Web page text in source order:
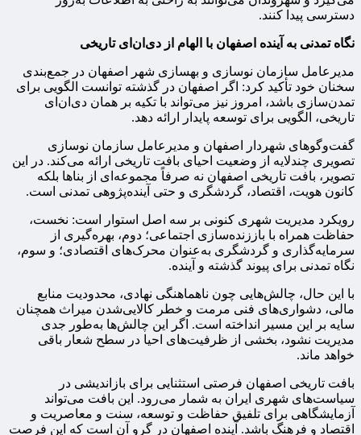
دسترسی پیدا کنند.
نگاه تمدنی به آینده اصفهان با الهام از دی‌ان‌ای تاریخی
مدیرعامل سازمان نوسازی و بهسازی شهر اصفهان در جمع‌بندی
سخنان خود تأکید کرد: اگر اصفهان در گذشته توانست الگویی برای
تمدن‌سازی باشد، امروز نیز می‌تواند با تکیه بر همان دی‌ان‌ای
تاریخی، الگویی برای توسعه پایدار ارائه دهد.
گفت‌وگوهای شهردار اصفهان و مدیرعامل سازمان نوسازی
تصویری چندلایه از وضعیت احیای بافت تاریخی ارائه می‌کند. در این
تصویر، بافت تاریخی اصفهان نه صرفاً مجموعه‌ای از بناها بلکه
کانون هویت، اقتصاد، گردشگری و حتی آینده‌پژوهی تمدنی است.
رویکرد مدیریت شهری کنونی بر سه اصل استوار است: نخست،
حفاظت همراه با باززنده‌سازی اجتماعی؛ دوم، بهره‌گیری از
سرمایه‌گذاری و گردشگری به‌عنوان محرک‌های اقتصادی؛ و سوم،
نگاه تمدنی برای پیوند گذشته و آینده.
با این حال، چالش‌هایی چون ناهماهنگی نهادی، محدودیت منابع
مالی، دشواری‌های فنی مرمت و خطر کالایی‌شدن میراث همچنان
سایه بر این مسیر انداخته است. اگر این چالش‌ها به‌طور جدی
مدیریت نشود، بخشی از ظرفیت‌های احیا در سطح شعار باقی
خواهد ماند.
بافت تاریخی اصفهان فرصتی استثنایی برای بازاندیشی در
سیاست‌های شهری ایران به شمار می‌رود. این بافت می‌تواند
آزمایشگاهی برای تلفیق حفاظت و توسعه، سنت و معاصریت و
اقتصاد و فرهنگ باشد. آینده اصفهان در گرو آن است که این فرصت